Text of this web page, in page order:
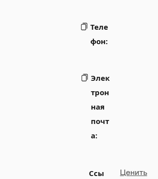
Теле
фон:
Элек
трон
ная
почт
а:
Ссы
Ценить